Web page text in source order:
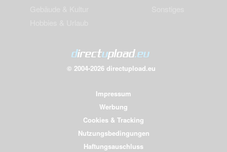
© 2004-2026 directupload.eu
Impressum
Werbung
Cookies & Tracking
Nutzungsbedingungen
Haftungsauschluss